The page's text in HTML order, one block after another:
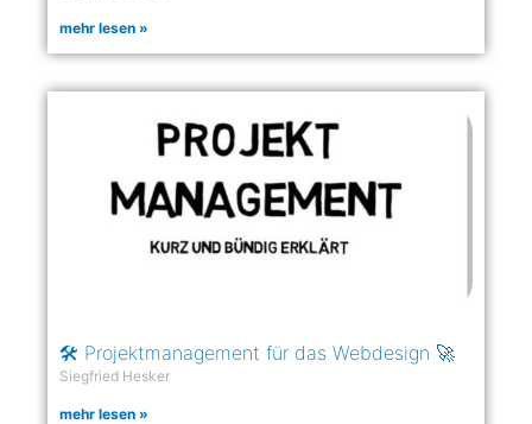
mehr lesen »
🛠 Projektmanagement für das Webdesign 🚀
Siegfried Hesker
mehr lesen »